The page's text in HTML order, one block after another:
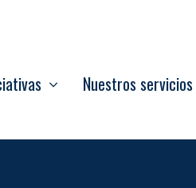
Nuestros servicios